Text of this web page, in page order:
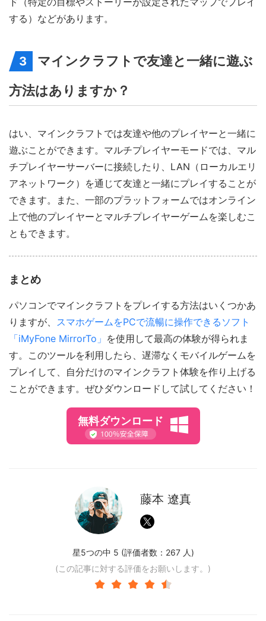
する）などがあります。
3
マインクラフトで友達と一緒に遊ぶ
方法はありますか？
はい、マインクラフトでは友達や他のプレイヤーと一緒に
遊ぶことができます。マルチプレイヤーモードでは、マル
チプレイヤーサーバーに接続したり、LAN（ローカルエリ
アネットワーク）を通じて友達と一緒にプレイすることが
できます。また、一部のプラットフォームではオンライン
上で他のプレイヤーとマルチプレイヤーゲームを楽しむこ
ともできます。
まとめ
パソコンでマインクラフトをプレイする方法はいくつかあ
りますが、 スマホゲームをPCで流暢に操作できるソフト
「iMyFone MirrorTo」 を使用して最高の体験が得られま
す。このツールを利用したら、遅滞なくモバイルゲームを
プレイして、自分だけのマインクラフト体験を作り上げる
ことができます。ぜひダウンロードして試してください！
無料ダウンロード
藤本 遼真
星5つの中 5 (評価者数： 267人)
(この記事に対する評価をお願いします。)